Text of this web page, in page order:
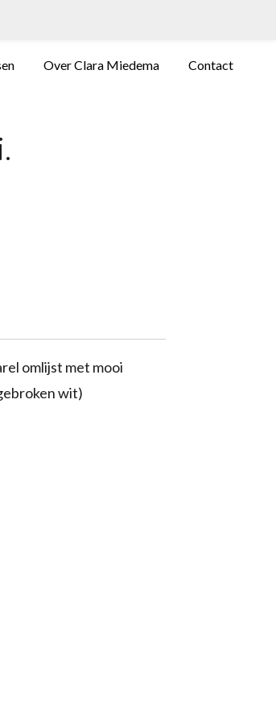
Over Clara Miedema Contact
omlijst met mooi
wit)